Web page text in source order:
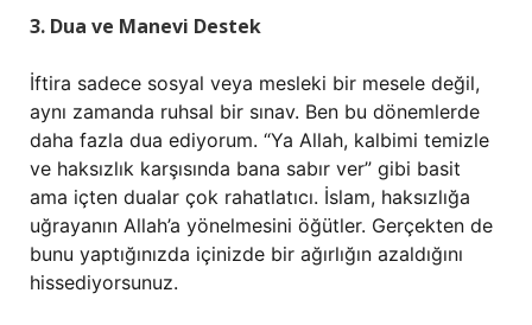
3. Dua ve Manevi Destek
İftira sadece sosyal veya mesleki bir mesele değil,
aynı zamanda ruhsal bir sınav. Ben bu dönemlerde
daha fazla dua ediyorum. “Ya Allah, kalbimi temizle
ve haksızlık karşısında bana sabır ver” gibi basit
ama içten dualar çok rahatlatıcı. İslam, haksızlığa
uğrayanın Allah’a yönelmesini öğütler. Gerçekten de
bunu yaptığınızda içinizde bir ağırlığın azaldığını
hissediyorsunuz.